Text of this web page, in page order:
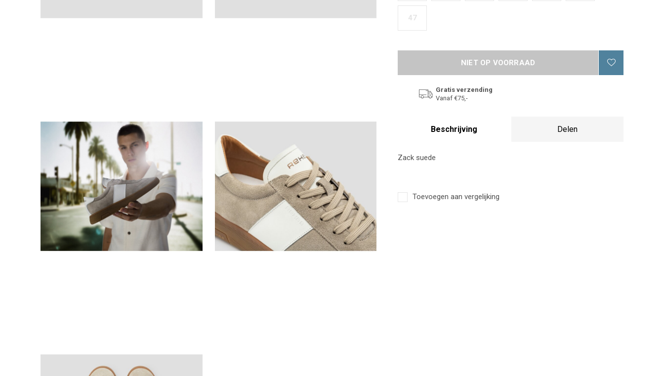
47
NIET OP VOORRAAD
Gratis verzending
Vanaf €75,-
Beschrijving Delen
Zack suede
Toevoegen aan vergelijking